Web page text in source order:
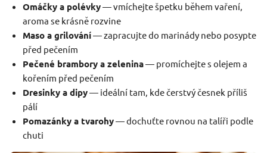
Omáčky a polévky— vmíchejte špetku během vaření,
aroma se krásně rozvine
Maso a grilování— zapracujte do marinády nebo posypte
před pečením
Pečené brambory a zelenina— promíchejte s olejem a
kořením před pečením
Dresinky a dipy— ideální tam, kde čerstvý česnek příliš
pálí
Pomazánky a tvarohy— dochuťte rovnou na talíři podle
chuti